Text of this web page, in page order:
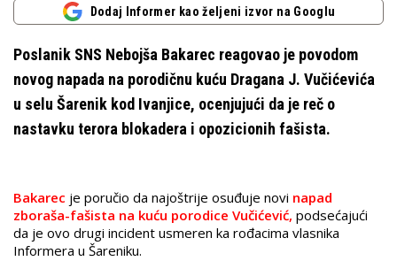
Dodaj Informer kao željeni izvor na Googlu
Poslanik SNS Nebojša Bakarec reagovao je povodom
novog napada na porodičnu kuću Dragana J. Vučićevića
u selu Šarenik kod Ivanjice, ocenjujući da je reč o
nastavku terora blokadera i opozicionih fašista.
Bakarec je poručio da najoštrije osuđuje novi napad
zboraša-fašista na kuću porodice Vučićević, podsećajući
da je ovo drugi incident usmeren ka rođacima vlasnika
Informera u Šareniku.